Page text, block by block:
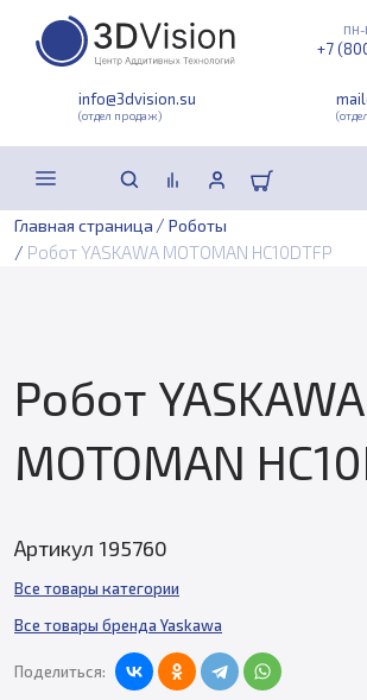
info@3dvision.su
(отдел продаж)
ПН-
+7
Главная страница / Роботы
/ Робот YASKAWA MOTOMAN HC10DTFP
Робот YASKAWA
MOTOMAN
Артикул 195760
Все товары категории
Все товары бренда Yaskawa
Поделиться: